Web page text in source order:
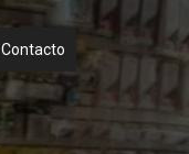
Contacto